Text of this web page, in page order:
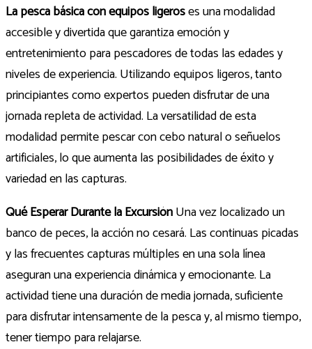
La pesca básica con equipos ligeroses una modalidad
accesible y divertida que garantiza emoción y
entretenimiento para pescadores de todas las edades y
niveles de experiencia. Utilizando equipos ligeros, tanto
principiantes como expertos pueden disfrutar de una
jornada repleta de actividad. La versatilidad de esta
modalidad permite pescar con cebo natural o señuelos
artificiales, lo que aumenta las posibilidades de éxito y
variedad en las capturas.
Qué Esperar Durante la ExcursiónUna vez localizado un
banco de peces, la acción no cesará. Las continuas picadas
y las frecuentes capturas múltiples en una sola línea
aseguran una experiencia dinámica y emocionante. La
actividad tiene una duración de media jornada, suficiente
para disfrutar intensamente de la pesca y, al mismo tiempo,
tener tiempo para relajarse.